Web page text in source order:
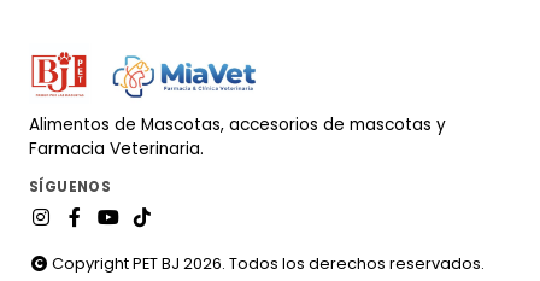
Alimentos de Mascotas, accesorios de mascotas y
Farmacia Veterinaria.
SÍGUENOS
Copyright PET BJ 2026. Todos los derechos reservados.